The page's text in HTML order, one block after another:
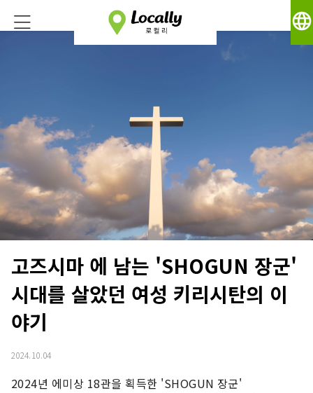
language
고즈시마 에 남는 'SHOGUN 장군'
시대를 살았던 여성 키리시탄의 이
야기
2024.10.04
2024년 에미상 18관을 획득한 'SHOGUN 장군'